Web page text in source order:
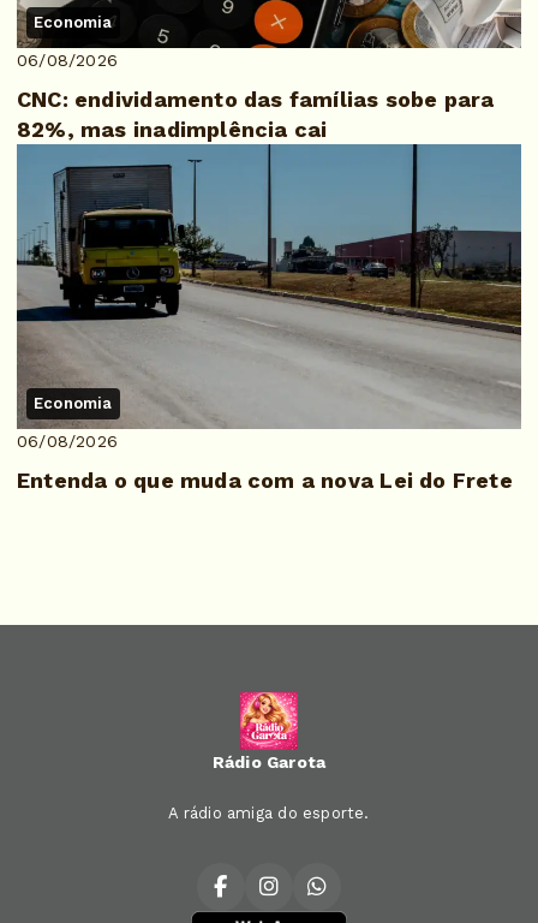
Economia
06/08/2026
CNC: endividamento das famílias sobe para
82%, mas inadimplência cai
Economia
06/08/2026
Entenda o que muda com a nova Lei do Frete
Rádio Garota
A rádio amiga do esporte.